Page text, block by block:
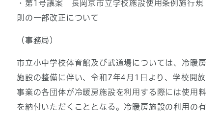
・第1号議案 長岡京市立学校施設使用条例施行規
則の一部改正について
（事務局）
市立小中学校体育館及び武道場については、冷暖房
施設の整備に伴い、令和7年4月1日より、学校開放
事業の各団体が冷暖房施設を利用する際には使用料
を納付いただくこととなる。冷暖房施設の利用の有